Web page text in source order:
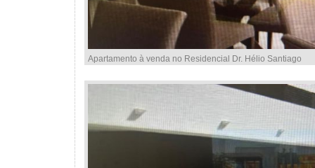
Apartamento à venda no Residencial Dr. Hélio Santiago